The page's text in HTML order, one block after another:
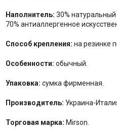
Наполнитель: 30%
70% антиаллергенное
Способ крепления: на резинке
Особенности: обычный.
Упаковка: сумка фирменная.
Производитель: Украина-
Торговая марка: Mirson.